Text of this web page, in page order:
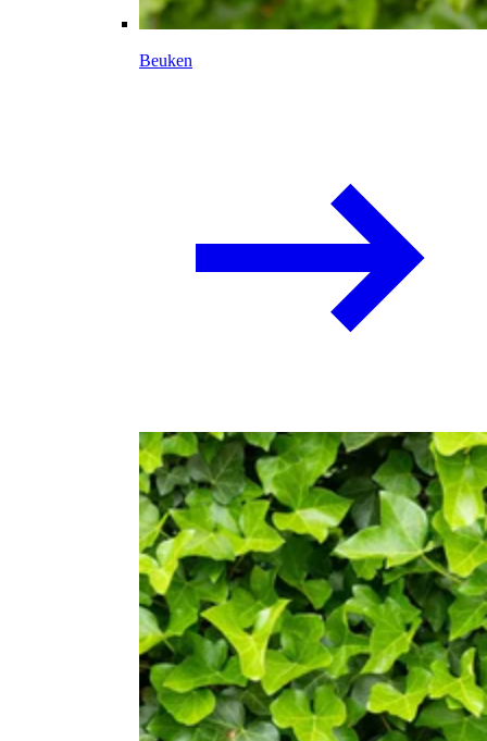
Beuken